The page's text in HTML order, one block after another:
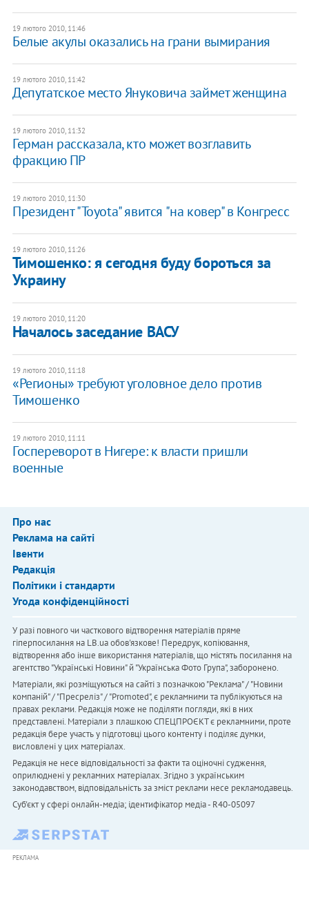
19 лютого 2010, 11:46
Белые акулы оказались на грани вымирания
19 лютого 2010, 11:42
Депутатское место Януковича займет женщина
19 лютого 2010, 11:32
Герман рассказала, кто может возглавить
фракцию ПР
19 лютого 2010, 11:30
Президент "Toyota" явится "на ковер" в Конгресс
19 лютого 2010, 11:26
Тимошенко: я сегодня буду бороться за
Украину
19 лютого 2010, 11:20
Началось заседание ВАСУ
19 лютого 2010, 11:18
«Регионы» требуют уголовное дело против
Тимошенко
19 лютого 2010, 11:11
Госпереворот в Нигере: к власти пришли
военные
Про нас
Реклама на сайті
Івенти
Редакція
Політики і стандарти
Угода конфіденційності
У разі повного чи часткового відтворення матеріалів пряме
гіперпосилання на LB.ua обов'язкове! Передрук, копіювання,
відтворення або інше використання матеріалів, що містять посилання на
агентство "Українськi Новини" й "Українська Фото Група", заборонено.
Матеріали, які розміщуються на сайті з позначкою "Реклама" / "Новини
компаній" / "Пресреліз" / "Promoted", є рекламними та публікуються на
правах реклами. Редакція може не поділяти погляди, які в них
представлені. Матеріали з плашкою СПЕЦПРОЄКТ є рекламними, проте
редакція бере участь у підготовці цього контенту і поділяє думки,
висловлені у цих матеріалах.
Редакція не несе відповідальності за факти та оціночні судження,
оприлюднені у рекламних матеріалах. Згідно з українським
законодавством, відповідальність за зміст реклами несе рекламодавець.
Cуб'єкт у сфері онлайн-медіа; ідентифікатор медіа - R40-05097
РЕКЛАМА